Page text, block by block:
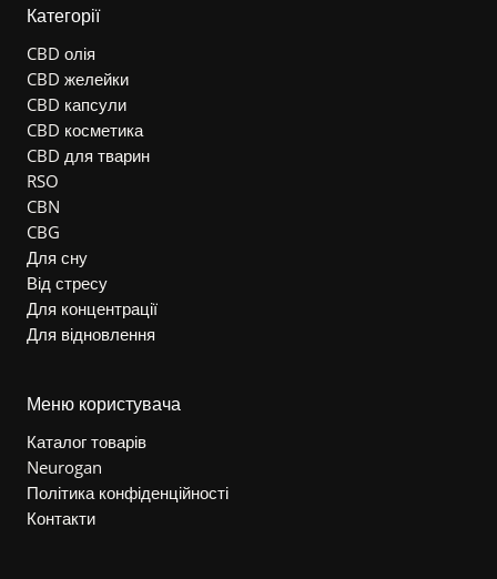
Категорії
CBD олія
CBD желейки
CBD капсули
CBD косметика
CBD для тварин
RSO
CBN
CBG
Для сну
Від стресу
Для концентрації
Для відновлення
Меню користувача
Каталог товарів
Neurogan
Політика конфіденційності
Контакти